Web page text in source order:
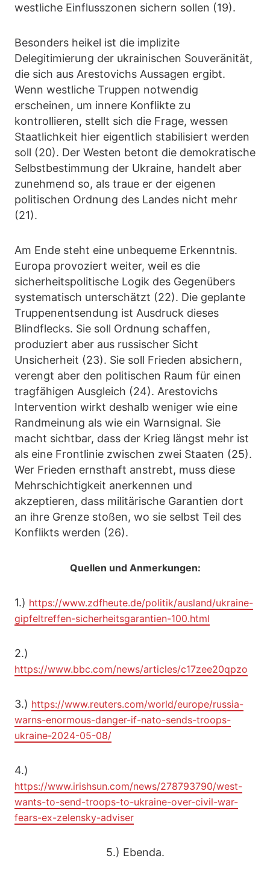
westliche Einflusszonen sichern sollen (19).
Besonders heikel ist die implizite
Delegitimierung der ukrainischen Souveränität,
die sich aus Arestovichs Aussagen ergibt.
Wenn westliche Truppen notwendig
erscheinen, um innere Konflikte zu
kontrollieren, stellt sich die Frage, wessen
Staatlichkeit hier eigentlich stabilisiert werden
soll (20). Der Westen betont die demokratische
Selbstbestimmung der Ukraine, handelt aber
zunehmend so, als traue er der eigenen
politischen Ordnung des Landes nicht mehr
(21).
Am Ende steht eine unbequeme Erkenntnis.
Europa provoziert weiter, weil es die
sicherheitspolitische Logik des Gegenübers
systematisch unterschätzt (22). Die geplante
Truppenentsendung ist Ausdruck dieses
Blindflecks. Sie soll Ordnung schaffen,
produziert aber aus russischer Sicht
Unsicherheit (23). Sie soll Frieden absichern,
verengt aber den politischen Raum für einen
tragfähigen Ausgleich (24). Arestovichs
Intervention wirkt deshalb weniger wie eine
Randmeinung als wie ein Warnsignal. Sie
macht sichtbar, dass der Krieg längst mehr ist
als eine Frontlinie zwischen zwei Staaten (25).
Wer Frieden ernsthaft anstrebt, muss diese
Mehrschichtigkeit anerkennen und
akzeptieren, dass militärische Garantien dort
an ihre Grenze stoßen, wo sie selbst Teil des
Konflikts werden (26).
Quellen und Anmerkungen:
1.) https://www.zdfheute.de/politik/ausland/ukraine-
gipfeltreffen-sicherheitsgarantien-100.html
2.)
https://www.bbc.com/news/articles/c17zee20qpzo
3.) https://www.reuters.com/world/europe/russia-
warns-enormous-danger-if-nato-sends-troops-
ukraine-2024-05-08/
4.)
https://www.irishsun.com/news/278793790/west-
wants-to-send-troops-to-ukraine-over-civil-war-
fears-ex-zelensky-adviser
5.) Ebenda.